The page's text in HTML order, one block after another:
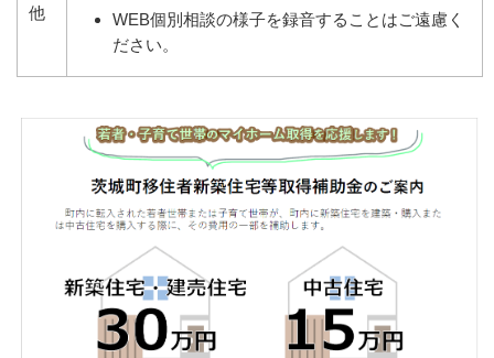
他
WEB個別相談の様子を録音することはご遠慮く
ださい。